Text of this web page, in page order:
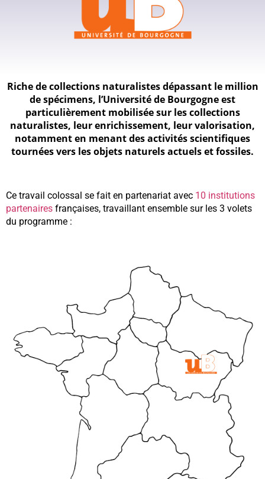
Riche de collections naturalistes dépassant le million
de spécimens, l’Université de Bourgogne est
particulièrement mobilisée sur les collections
naturalistes, leur enrichissement, leur valorisation,
notamment en menant des activités scientifiques
tournées vers les objets naturels actuels et fossiles.
Ce travail colossal se fait en partenariat avec 10 institutions
partenaires françaises, travaillant ensemble sur les 3 volets
du programme :